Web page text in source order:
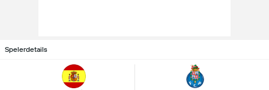
Spelerdetails